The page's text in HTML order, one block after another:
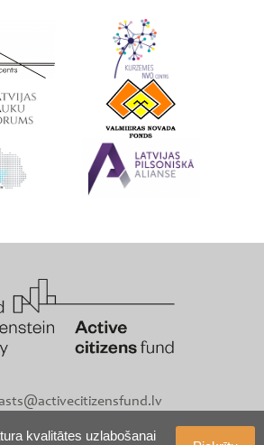
kvalitātes uzlabošanai